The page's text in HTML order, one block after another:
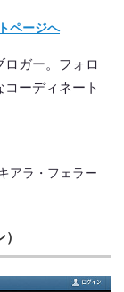
ページへ
ガー。フォロ
ーディネート
アラ・フェラー